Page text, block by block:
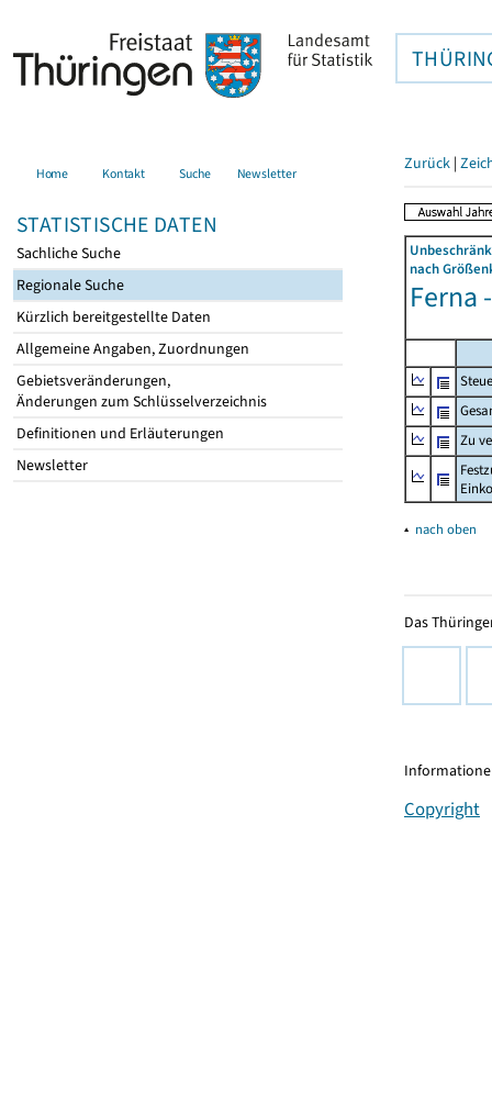
Home Kontakt Suche Newsletter
STATISTISCHE DATEN
Sachliche Suche
Regionale Suche
Kürzlich bereitgestellte Daten
Allgemeine Angaben, Zuordnungen
Gebietsveränderungen,
Änderungen zum Schlüsselverzeichnis
Definitionen und Erläuterungen
Newsletter
Zurück |
nach
Ferna
Zu
▴ nach oben
Das
Copyright